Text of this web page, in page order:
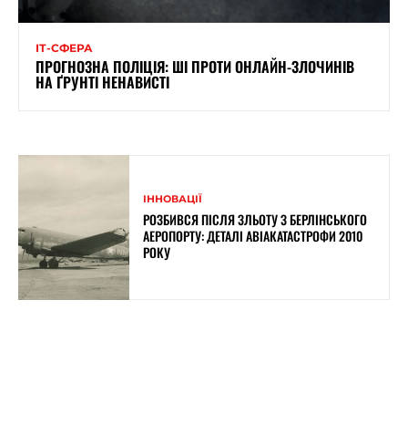
ІТ-СФЕРА
ПРОГНОЗНА ПОЛІЦІЯ: ШІ ПРОТИ ОНЛАЙН-ЗЛОЧИНІВ
НА ҐРУНТІ НЕНАВИСТІ
ІННОВАЦІЇ
РОЗБИВСЯ ПІСЛЯ ЗЛЬОТУ З БЕРЛІНСЬКОГО
АЕРОПОРТУ: ДЕТАЛІ АВІАКАТАСТРОФИ 2010
РОКУ